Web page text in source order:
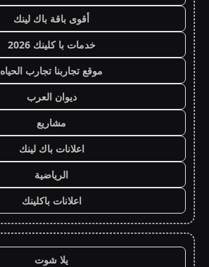
أقوى باقة باك لينك
خدمات با كلينك 2026
موقع تجاربنا تجارب الحياه
ديوان العرب
مشاريع
اعلانات باك لينك
الرياضية
اعلانات باكلينك
يلا شوت